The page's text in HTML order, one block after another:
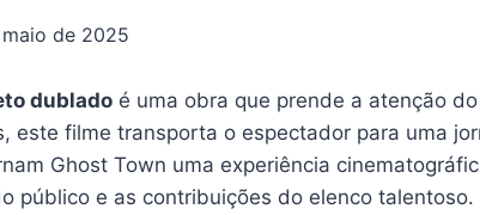
de 2025
dublado é uma obra que prende a atenção
este filme transporta o espectador para uma
Ghost Town uma experiência
público e as contribuições do elenco